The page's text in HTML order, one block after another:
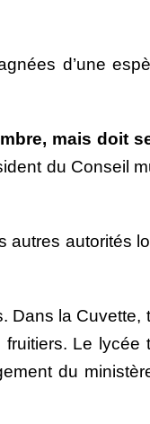
d’une
mais doit
du Conseil
autres autorités
Dans la Cuvette,
Le lycée
du